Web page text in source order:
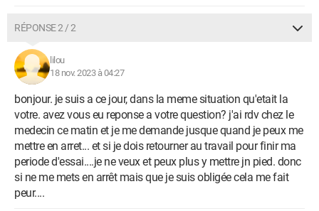
RÉPONSE 2 / 2
lilou
18 nov. 2023 à 04:27
bonjour. je suis a ce jour, dans la meme situation qu'etait la
votre. avez vous eu reponse a votre question? j'ai rdv chez le
medecin ce matin et je me demande jusque quand je peux me
mettre en arret... et si je dois retourner au travail pour finir ma
periode d'essai....je ne veux et peux plus y mettre jn pied. donc
si ne me mets en arrêt mais que je suis obligée cela me fait
peur....